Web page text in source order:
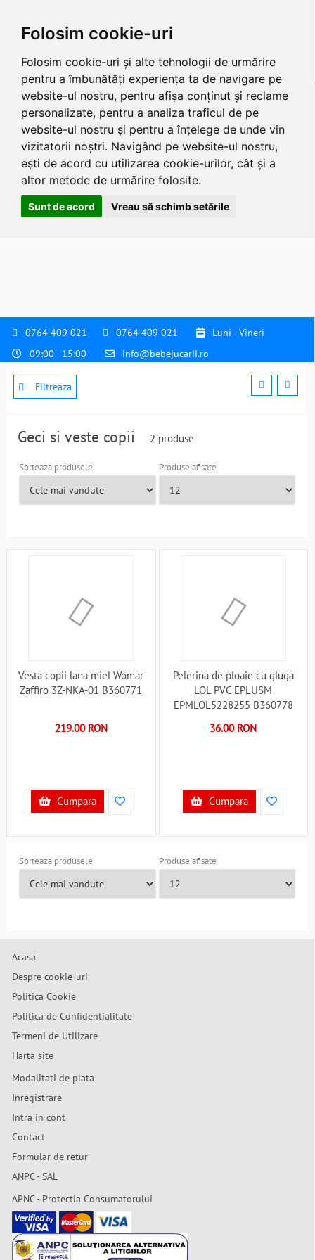
Folosim cookie-uri
Folosim cookie-uri și alte tehnologii de urmărire
pentru a îmbunătăți experiența ta de navigare pe
website-ul nostru, pentru afișa conținut și reclame
personalizate, pentru a analiza traficul de pe
website-ul nostru și pentru a înțelege de unde vin
vizitatorii noștri. Navigând pe website-ul nostru,
ești de acord cu utilizarea cookie-urilor, cât și a
altor metode de urmărire folosite.
Sunt de acord Vreau să schimb setările
0764 409 021 0764 409 021
Luni - Vineri
09:00 - 15:00
info@bebejucarii.ro
Filtreaza
Geci si veste copii 2 produse
Sorteaza produsele Produse afisate
Vesta copii lana miel Womar
Zaffiro 3Z-NKA-01 B360771
219.00 RON
Cumpara
Pelerina de ploaie cu gluga
LOL PVC EPLUSM
EPMLOL5228255 B360778
36.00 RON
Cumpara
Sorteaza produsele Produse afisate
Acasa
Despre cookie-uri
Politica Cookie
Politica de Confidentialitate
Termeni de Utilizare
Harta site
Modalitati de plata
Inregistrare
Intra in cont
Contact
Formular de retur
ANPC - SAL
APNC - Protectia Consumatorului